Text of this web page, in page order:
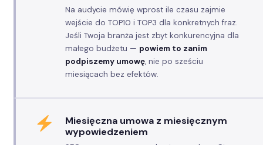
Na audycie mówię wprost ile czasu zajmie
wejście do TOP10 i TOP3 dla konkretnych fraz.
Jeśli Twoja branża jest zbyt konkurencyjna dla
małego budżetu — powiem to zanim
podpiszemy umowę, nie po sześciu
miesiącach bez efektów.
Miesięczna umowa z miesięcznym
wypowiedzeniem